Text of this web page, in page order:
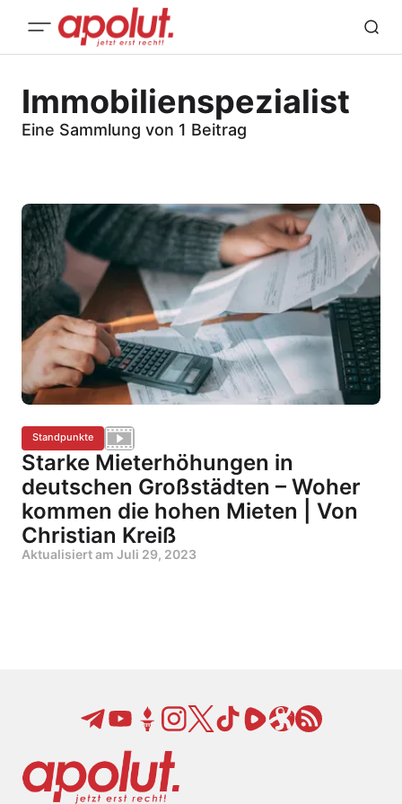
Immobilienspezialist
Eine Sammlung von 1 Beitrag
Standpunkte
Starke Mieterhöhungen in
deutschen Großstädten – Woher
kommen die hohen Mieten | Von
Christian Kreiß
Aktualisiert am Juli 29, 2023